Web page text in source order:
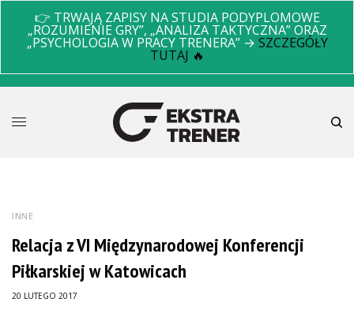
👉 TRWAJĄ ZAPISY NA STUDIA PODYPLOMOWE
„ROZUMIENIE GRY”, „ANALIZA TAKTYCZNA” ORAZ
„PSYCHOLOGIA W PRACY TRENERA” → SZCZEGÓŁY
TUTAJ 🔥
INNE
Relacja z VI Międzynarodowej Konferencji
Piłkarskiej w Katowicach
20 LUTEGO 2017